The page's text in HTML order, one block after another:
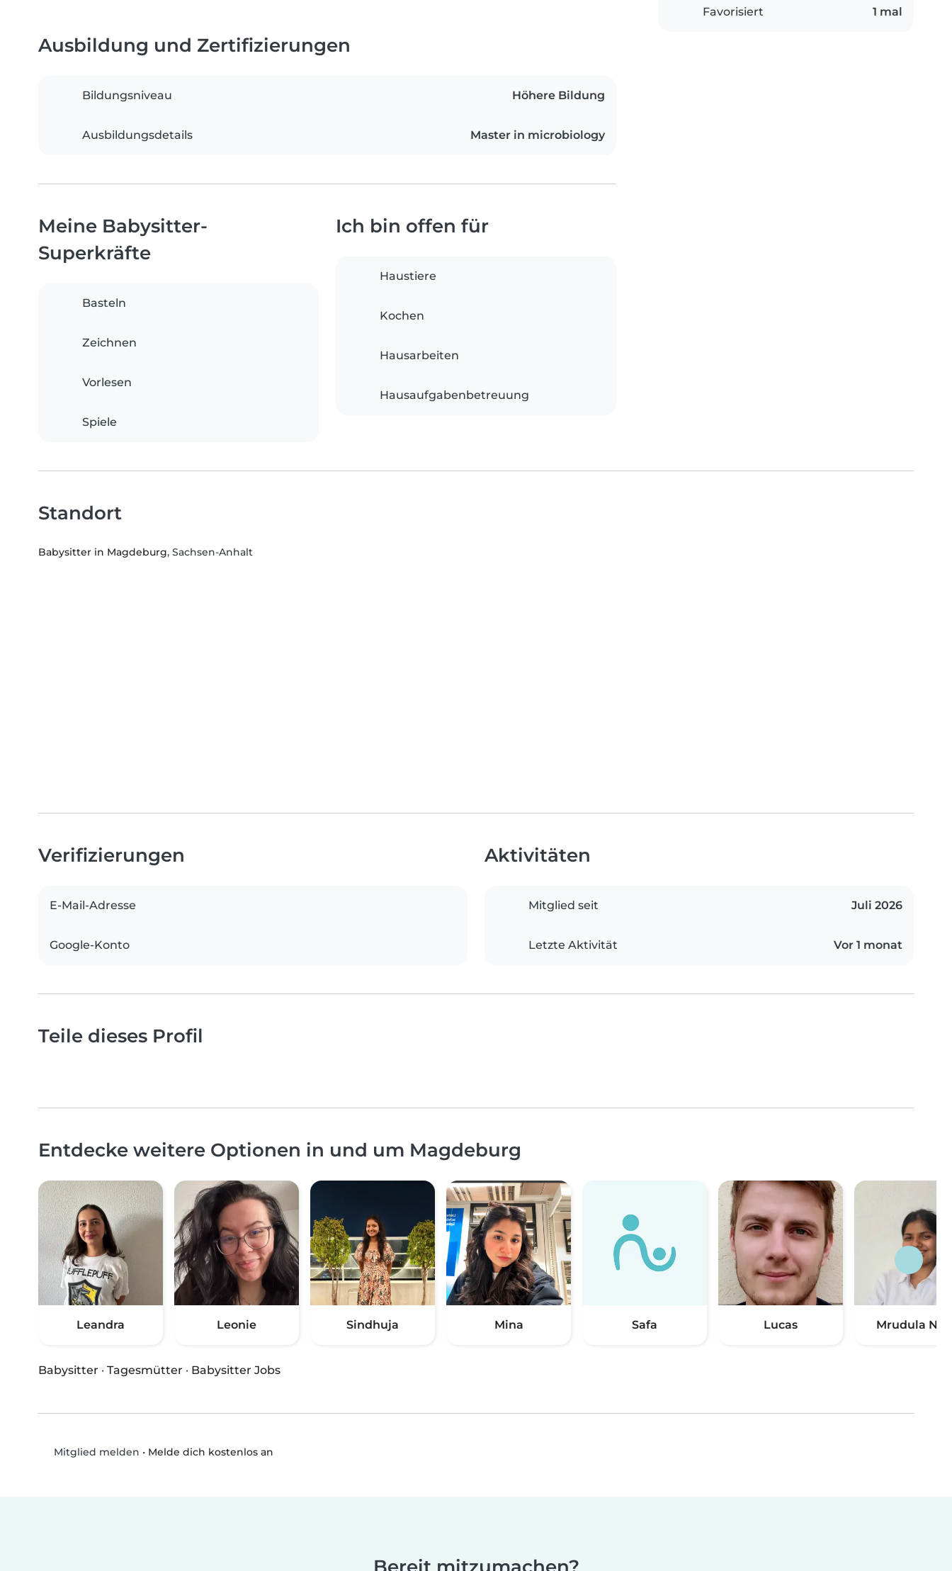
Favorisiert 1 mal
Ausbildung und Zertifizierungen
Bildungsniveau Höhere Bildung
Ausbildungsdetails Master in microbiology
Meine Babysitter-
Superkräfte
Basteln
Zeichnen
Vorlesen
Spiele
Ich bin offen für
Haustiere
Kochen
Hausarbeiten
Hausaufgabenbetreuung
Standort
Babysitter in Magdeburg, Sachsen-Anhalt
Verifizierungen
E-Mail-Adresse
Google-Konto
Aktivitäten
Mitglied seit Juli 2026
Letzte Aktivität Vor 1 monat
Teile dieses Profil
Entdecke weitere Optionen in und um Magdeburg
Leandra Leonie Sindhuja Mina Safa Lucas Mrudula
Babysitter · Tagesmütter · Babysitter Jobs
Mitglied melden • Melde dich kostenlos an